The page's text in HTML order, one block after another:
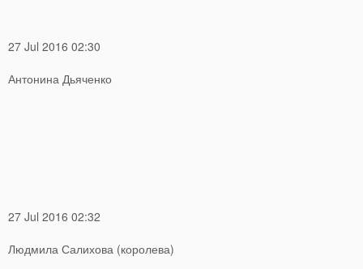
27 Jul 2016 02:30
Антонина Дьяченко
27 Jul 2016 02:32
Людмила Салихова (королева)